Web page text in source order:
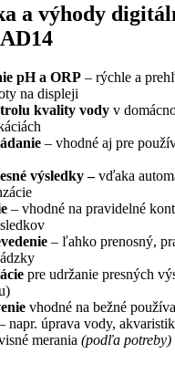
a výhody
pH a ORP – rýchle a
na displeji
kvality vody v
– vhodné aj pre
výsledky –vďaka
– vhodné na pravidelné
– ľahko prenosný,
pre udržanie presných
vhodné na bežné
napr. úprava vody,
merania (podľa potreby)